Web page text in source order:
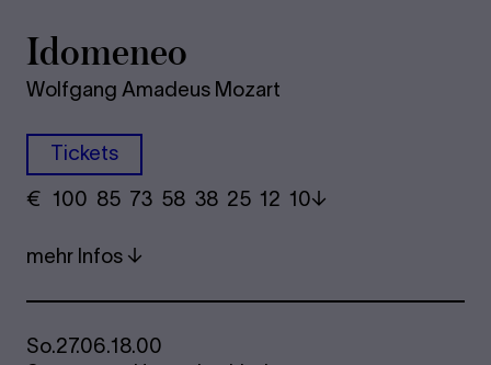
Ido­me­neo
Wolfgang Amadeus Mozart
Tickets
€ ​ 100 85 73​ 58 38 25​ 12 10
mehr Infos
So.27.06.18.00